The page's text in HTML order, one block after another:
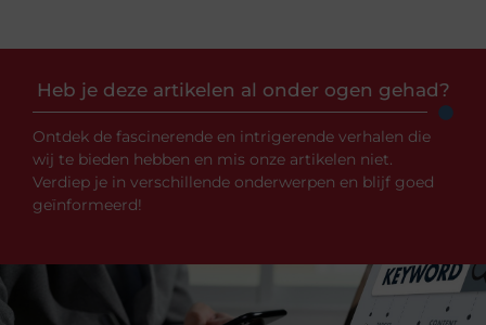
Heb je deze artikelen al onder ogen gehad?
Ontdek de fascinerende en intrigerende verhalen die
wij te bieden hebben en mis onze artikelen niet.
Verdiep je in verschillende onderwerpen en blijf goed
geïnformeerd!